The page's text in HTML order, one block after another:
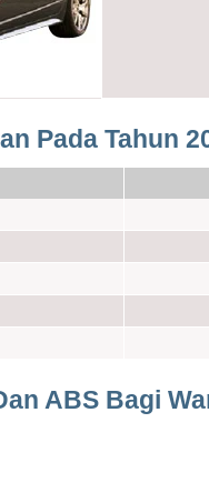
Pada Tahun
ABS Bagi